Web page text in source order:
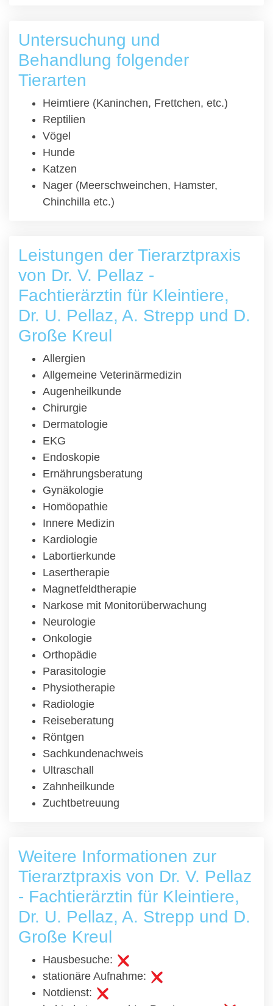
Untersuchung und
Behandlung folgender
Tierarten
Heimtiere (Kaninchen, Frettchen, etc.)
Reptilien
Vögel
Hunde
Katzen
Nager (Meerschweinchen, Hamster,
Chinchilla etc.)
Leistungen der Tierarztpraxis
von Dr. V. Pellaz -
Fachtierärztin für Kleintiere,
Dr. U. Pellaz, A. Strepp und D.
Große Kreul
Allergien
Allgemeine Veterinärmedizin
Augenheilkunde
Chirurgie
Dermatologie
EKG
Endoskopie
Ernährungsberatung
Gynäkologie
Homöopathie
Innere Medizin
Kardiologie
Labortierkunde
Lasertherapie
Magnetfeldtherapie
Narkose mit Monitorüberwachung
Neurologie
Onkologie
Orthopädie
Parasitologie
Physiotherapie
Radiologie
Reiseberatung
Röntgen
Sachkundenachweis
Ultraschall
Zahnheilkunde
Zuchtbetreuung
Weitere Informationen zur
Tierarztpraxis von Dr. V. Pellaz
- Fachtierärztin für Kleintiere,
Dr. U. Pellaz, A. Strepp und D.
Große Kreul
Hausbesuche:
stationäre Aufnahme:
Notdienst: